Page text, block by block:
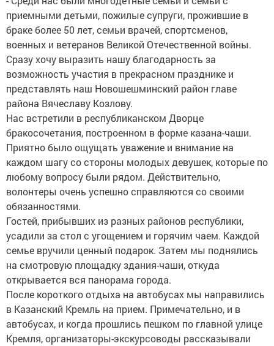
приемными детьми, пожилые супруги, прожившие в
браке более 50 лет, семьи врачей, спортсменов,
военных и ветеранов Великой Отечественной войны.
Сразу хочу выразить нашу благодарность за
возможность участия в прекрасном празднике и
представлять наш Новошешминский район главе
района Вячеславу Козлову.
Нас встретили в республиканском Дворце
бракосочетания, построенном в форме казана-чаши.
Приятно было ощущать уважение и внимание на
каждом шагу со стороны молодых девушек, которые по
любому вопросу были рядом. Действительно,
волонтеры очень успешно справляются со своими
обязанностями.
Гостей, прибывших из разных районов республики,
усадили за стол с угощением и горячим чаем. Каждой
семье вручили ценный подарок. Затем мы поднялись
на смотровую площадку здания-чаши, откуда
открывается вся панорама города.
После короткого отдыха на автобусах мы направились
в Казанский Кремль на прием. Примечательно, и в
автобусах, и когда прошлись пешком по главной улице
Кремля, организаторы-экскурсоводы рассказывали